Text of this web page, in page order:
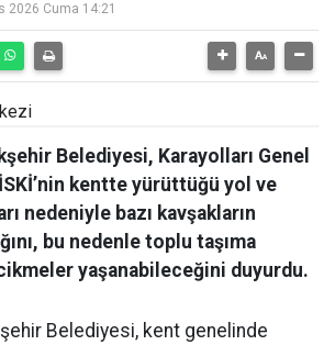
2026 Cuma 14:21
Belediyesi, Karayolları Genel
kentte yürüttüğü yol ve
nedeniyle bazı kavşakların
bu nedenle toplu taşıma
yaşanabileceğini duyurdu.
Belediyesi, kent genelinde